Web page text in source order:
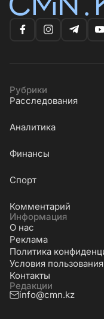
Рубрики
Расследования
Аналитика
Финансы
Cпорт
Комментарий
Информация
О нас
Реклама
Политика
Условия пользования
Контакты
Редакции
info@cmn.kz